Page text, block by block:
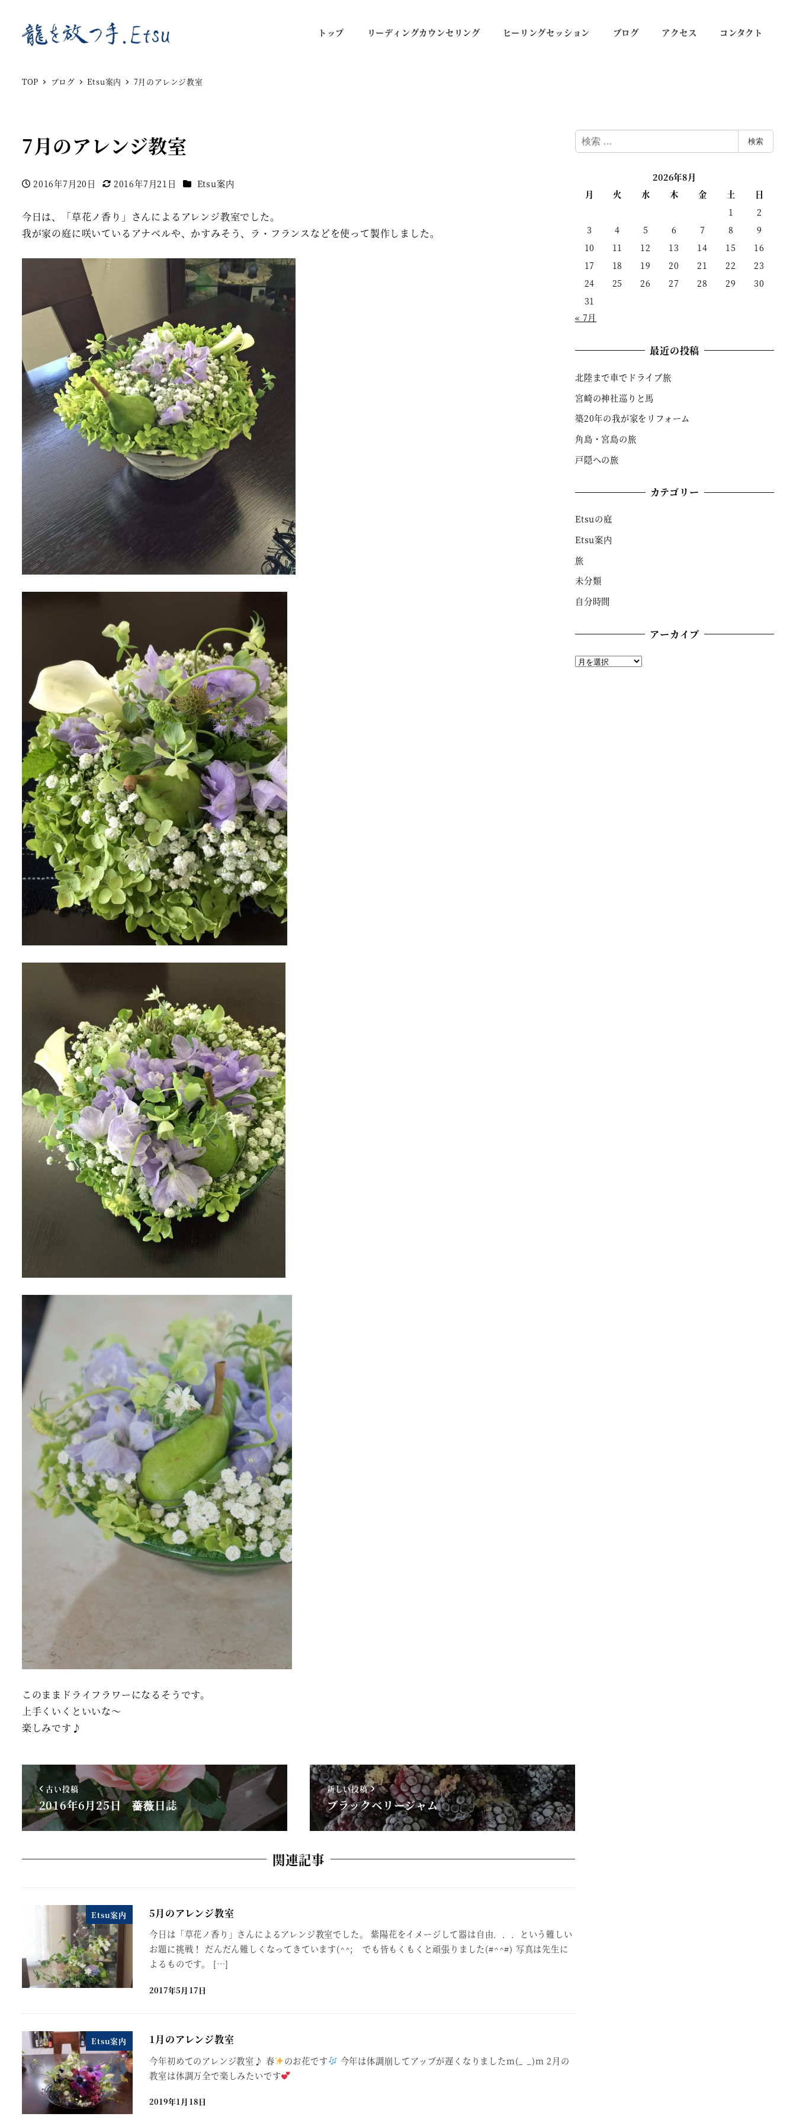
トップ リーディングカウンセリング ヒーリングセッション ブログ アクセス コンタクト
TOP ブログ Etsu案内 7月のアレンジ教室
7月のアレンジ教室
投稿日
2016年7月20日
更新日
2016年7月21日 カテゴリー
Etsu案内
今日は、「草花ノ香り」さんによるアレンジ教室でした。
我が家の庭に咲いているアナベルや、かすみそう、ラ・フランスなどを使って製作しました。
このままドライフラワーになるそうです。
上手くいくといいな～
楽しみです♪
古い投稿
2016年6月25日 薔薇日誌
新しい投稿
ブラックベリージャム
関連記事
Etsu案内 5月のアレンジ教室
今日は「草花ノ香り」さんによるアレンジ教室でした。 紫陽花をイメージして器は自由．．．という難しい
お題に挑戦！ だんだん難しくなってきています(^^; でも皆もくもくと頑張りました(#^^#) 写真は先生に
よるものです。 […]
2017年5月17日
Etsu案内 1月のアレンジ教室
今年初めてのアレンジ教室♪ 春 のお花です
今年は体調崩してアップが遅くなりましたm(_ _)m 2月の
教室は体調万全で楽しみたいです
2019年1月18日
検
索
検索
2026年8月
月
火 水 木 金 土
日
1
2
3
4 5 6 7 8
9
10
11 12 13 14 15
16
17
18 19 20 21 22
23
24
25 26 27 28 29
30
31
« 7月
最近の投稿
北陸まで車でドライブ旅
宮崎の神社巡りと馬
築20年の我が家をリフォーム
角島・宮島の旅
戸隠への旅
カテゴリー
Etsuの庭
Etsu案内
旅
未分類
自分時間
アーカイブ
ア